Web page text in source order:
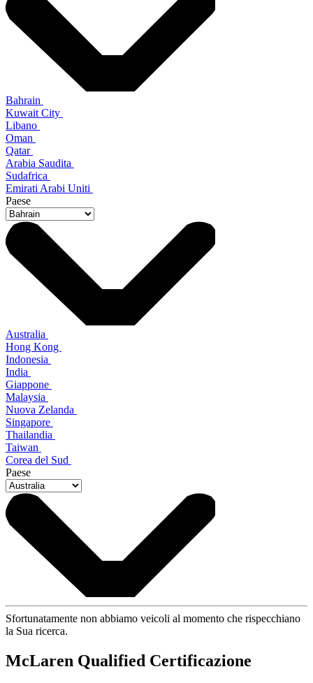
Bahrain
Kuwait City
Libano
Oman
Qatar
Arabia Saudita
Sudafrica
Emirati Arabi Uniti
Paese
Australia
Hong Kong
Indonesia
India
Giappone
Malaysia
Nuova Zelanda
Singapore
Thailandia
Taiwan
Corea del Sud
Paese
Sfortunatamente non abbiamo veicoli al momento che rispecchiano
la Sua ricerca.
McLaren Qualified Certificazione